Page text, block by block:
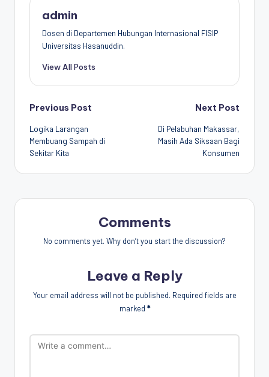
admin
Dosen di Departemen Hubungan Internasional FISIP
Universitas Hasanuddin.
View All Posts
Post
navigation
Previous Post
Logika Larangan
Membuang Sampah di
Sekitar Kita
Next Post
Di Pelabuhan Makassar,
Masih Ada Siksaan Bagi
Konsumen
Comments
No comments yet. Why don’t you start the discussion?
Leave a Reply
Your email address will not be published. Required fields are
marked *